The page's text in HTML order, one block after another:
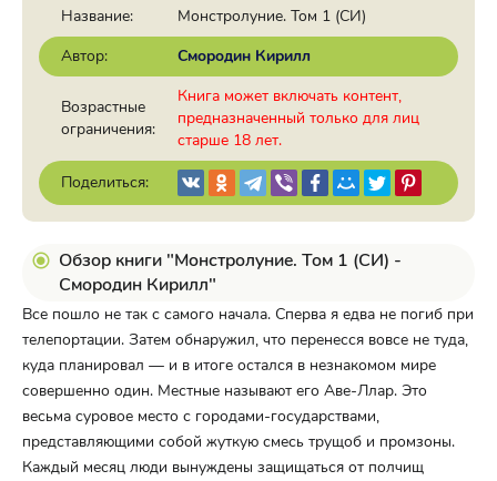
Название:
Монстролуние. Том 1 (СИ)
Автор:
Смородин Кирилл
Возрастные
ограничения:
Книга может включать контент,
предназначенный только для лиц
старше 18 лет.
Поделиться:
Обзор книги "Монстролуние. Том 1 (СИ) -
Смородин Кирилл"
Все пошло не так с самого начала. Сперва я едва не погиб при
телепортации. Затем обнаружил, что перенесся вовсе не туда,
куда планировал — и в итоге остался в незнакомом мире
совершенно один. Местные называют его Аве-Ллар. Это
весьма суровое место с городами-государствами,
представляющими собой жуткую смесь трущоб и промзоны.
Каждый месяц люди вынуждены защищаться от полчищ